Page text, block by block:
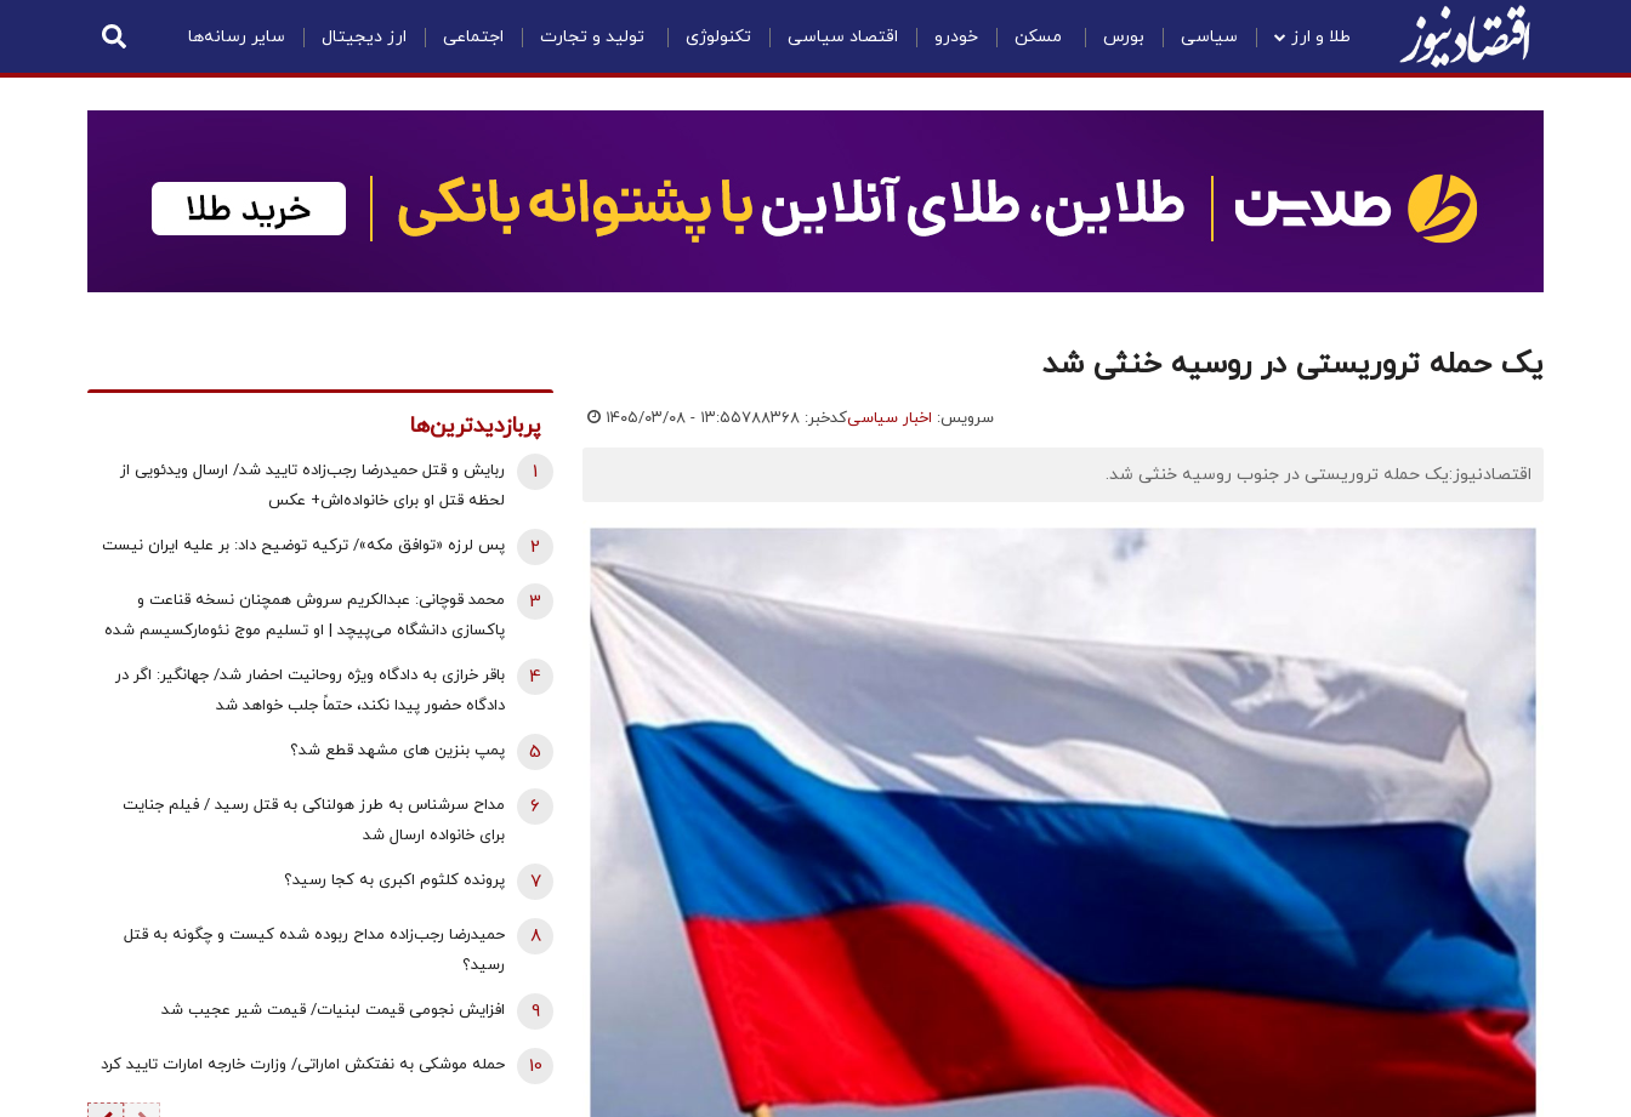
طلا و ارز سیاسی بورس مسکن خودرو اقتصاد سیاسی تکنولوژی تولید و تجارت اجتماعی ارز دیجیتال سایر رسانه‌ها
یک حمله تروریستی در روسیه خنثی شد
سرویس: اخبار سیاسیکدخبر: ۷۸۸۳۶۸ ۱۴۰۵/۰۳/۰۸ - ۱۳:۵۵
اقتصادنیوز:یک حمله تروریستی در جنوب روسیه خنثی شد.
پربازدیدترین‌ها
ربایش و قتل حمیدرضا رجب‌زاده تایید شد/ ارسال ویدئویی از
لحظه قتل او برای خانواده‌اش+ عکس
1
پس لرزه «توافق مکه»/ ترکیه توضیح داد: بر علیه ایران نیست 2
محمد قوچانی: عبدالکریم سروش همچنان نسخه قناعت و
پاکسازی دانشگاه می‌پیچد | او تسلیم موج نئومارکسیسم شده
است | سروش به زبان چپ سخن می‌گوید و نظام بازار آزاد
رقابتی را با برچسب کاپیتالیسم توضیح می‌دهد
3
باقر خرازی به دادگاه ویژه روحانیت احضار شد/ جهانگیر: اگر در
دادگاه حضور پیدا نکند، حتماً جلب خواهد شد
4
پمپ بنزین های مشهد قطع شد؟ 5
مداح سرشناس به طرز هولناکی به قتل رسید / فیلم جنایت
برای خانواده ارسال شد
6
پرونده کلثوم اکبری به کجا رسید؟ 7
حمیدرضا رجب‌زاده مداح ربوده شده کیست و چگونه به قتل
رسید؟
8
افزایش نجومی قیمت لبنیات/ قیمت شیر عجیب شد 9
حمله موشکی به نفتکش اماراتی/ وزارت خارجه امارات تایید کرد 10